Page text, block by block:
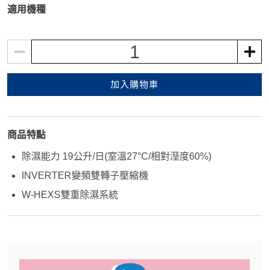
適用機種
1
加入購物車
商品特點
除濕能力 19公升/日(室溫27°C/相對溼度60%)
INVERTER變頻雙轉子壓縮機
W-HEXS雙重除濕系統